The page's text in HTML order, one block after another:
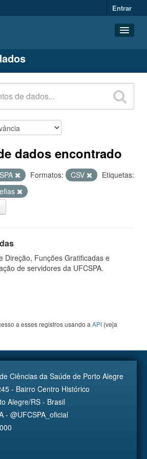
Entrar
dados encontrado
Formatos: CSV
Etiquetas:
Direção, Funções Gratificadas e
de servidores da UFCSPA.
a esses registros usando a API (veja
Ciências da Saúde de Porto Alegre
- Bairro Centro Histórico
Alegre/RS - Brasil
- @UFCSPA_oficial